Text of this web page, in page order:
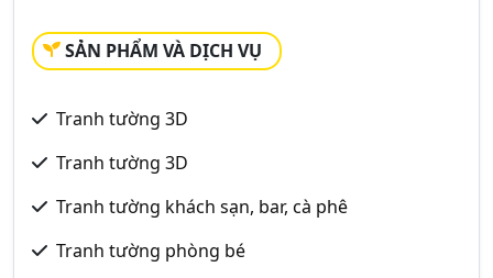
SẢN PHẨM VÀ DỊCH VỤ
Tranh tường 3D
Tranh tường 3D
Tranh tường khách sạn, bar, cà phê
Tranh tường phòng bé